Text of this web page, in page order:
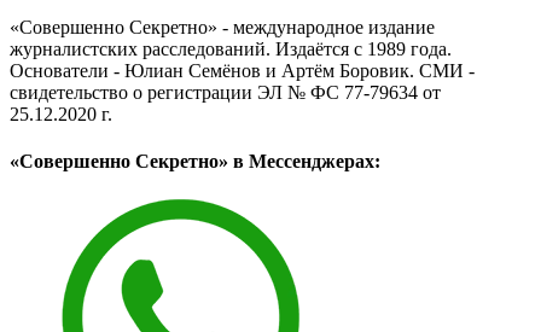
«Совершенно Секретно» - международное издание
журналистских расследований. Издаётся с 1989 года.
Основатели - Юлиан Семёнов и Артём Боровик. CМИ -
свидетельство о регистрации ЭЛ № ФС 77-79634 от
25.12.2020 г.
«Совершенно Секретно» в Мессенджерах: